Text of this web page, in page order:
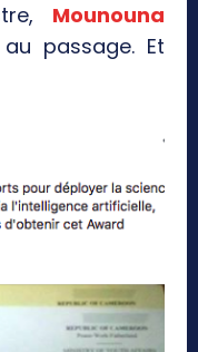
Mounouna
passage. Et